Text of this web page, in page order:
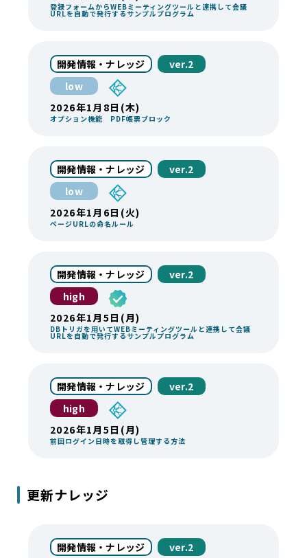
登録フォームからWEBミーティングツールと連携して会議
URLを自動で発行するサンプルプログラム
開発情報・ナレッジ
ver.2
low
2026年1月8日(木)
オプション機能 PDF帳票ブロック
開発情報・ナレッジ
ver.2
low
2026年1月6日(火)
ページURLの命名ルール
開発情報・ナレッジ
ver.2
high
2026年1月5日(月)
DBトリガを用いてWEBミーティングツールと連携して会議
URLを自動で発行するサンプルプログラム
開発情報・ナレッジ
ver.2
high
2026年1月5日(月)
前回ログイン日時を取得し管理する方法
更新ナレッジ
開発情報・ナレッジ
ver.2